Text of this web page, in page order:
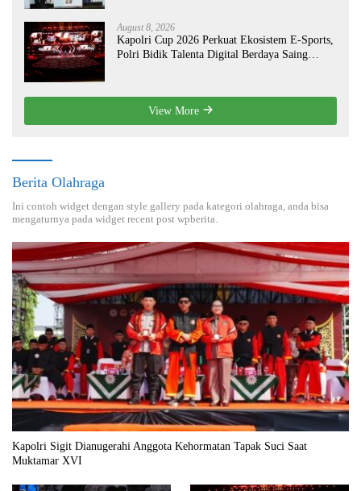
August 8, 2026
Kapolri Cup 2026 Perkuat Ekosistem E-Sports,
Polri Bidik Talenta Digital Berdaya Saing
View More
Berita Olahraga
Ini contoh widget dengan style gallery pada kategori olahraga, anda bisa
mengaturnya pada widget recent post wpberita.
Kapolri Sigit Dianugerahi Anggota Kehormatan Tapak Suci Saat
Muktamar XVI